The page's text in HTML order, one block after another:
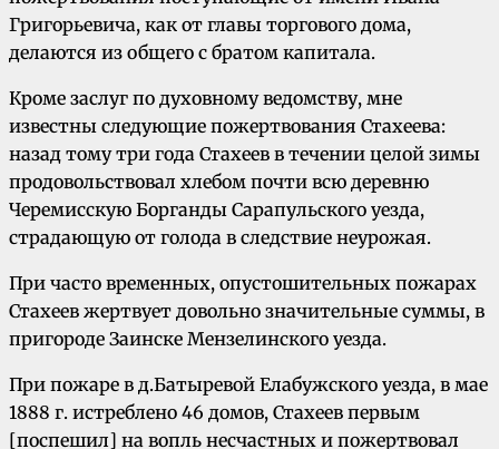
Григорьевича, как от главы торгового дома,
делаются из общего с братом капитала.
Кроме заслуг по духовному ведомству, мне
известны следующие по­жертвования Стахеева:
назад тому три года Стахеев в течении целой зимы
продовольствовал хлебом почти всю деревню
Черемисскую Борганды Сарапульского уезда,
страдающую от голода в следствие неурожая.
При часто временных, опустошительных пожарах
Стахеев жертвует до­вольно значительные суммы, в
пригороде Заинске Мензелинского уезда.
При пожаре в д.Батыревой Елабужского уезда, в мае
1888 г. истреблено 46 домов, Стахеев первым
[поспешил] на вопль несчастных и пожертвовал